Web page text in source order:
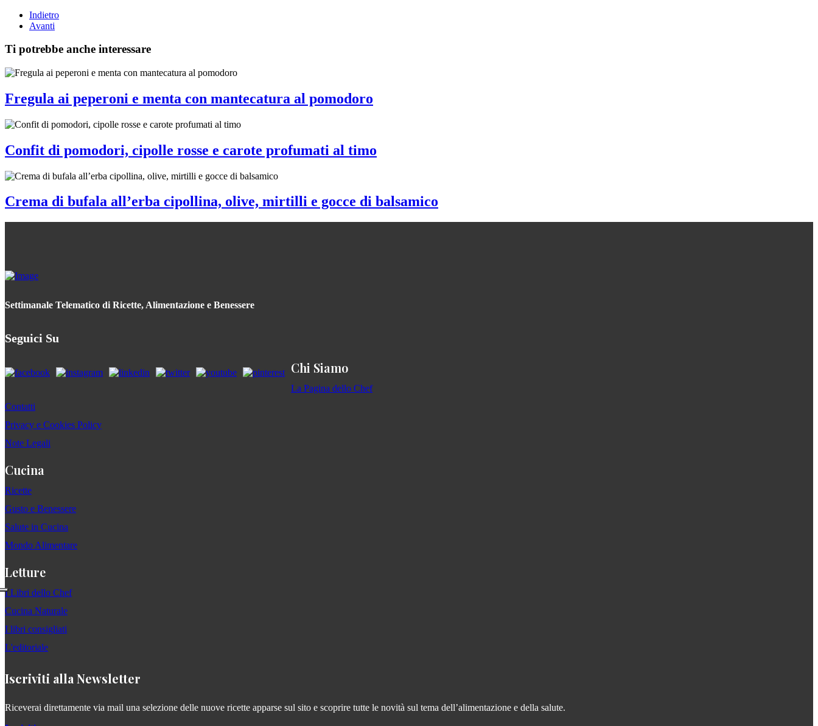
Indietro
Avanti
Ti potrebbe anche interessare
Fregula ai peperoni e menta con mantecatura al pomodoro
Confit di pomodori, cipolle rosse e carote profumati al timo
Crema di bufala all’erba cipollina, olive, mirtilli e gocce di balsamico
Settimanale Telematico di Ricette, Alimentazione e Benessere
Seguici Su
Chi Siamo
La Pagina dello Chef
Contatti
Privacy e Cookies Policy
Note Legali
Cucina
Ricette
Gusto e Benessere
Salute in Cucina
Mondo Alimentare
Letture
I Libri dello Chef
Cucina Naturale
I libri consigliati
L'editoriale
Iscriviti alla Newsletter
Riceverai direttamente via mail una selezione delle nuove ricette apparse sul sito e scoprire tutte le novità sul tema dell’alimentazione e della salute.